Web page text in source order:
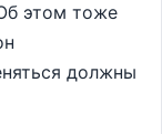
этом тоже
должны